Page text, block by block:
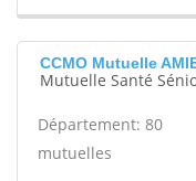
CCMO Mutuelle
Mutuelle Santé
Département: 80
mutuelles